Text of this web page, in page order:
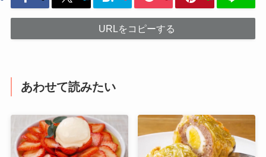
URLをコピーする
あわせて読みたい